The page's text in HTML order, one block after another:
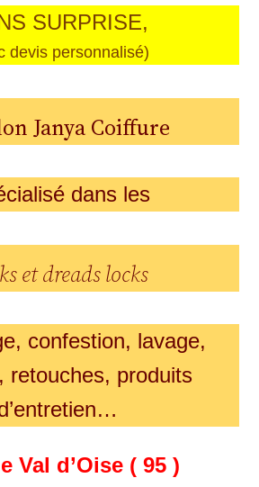
SURPRISE,
devis personnalisé)
Janya Coiffure
dans les
et dreads locks
confestion, lavage,
retouches, produits
Val d’Oise ( 95 )